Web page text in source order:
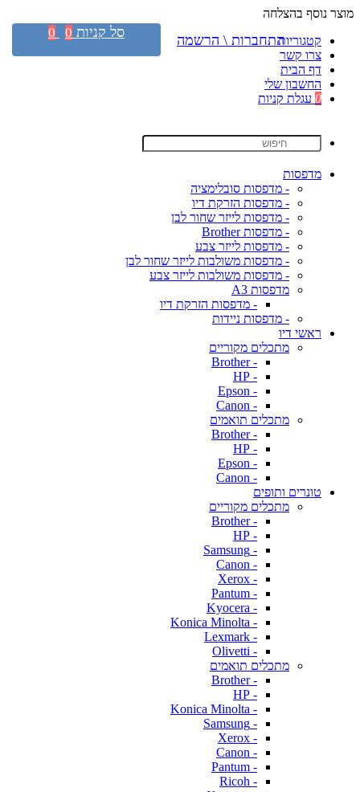
מוצר נוסף בהצלחה
קטגוריות
צרו קשר
דף הבית
החשבון שלי
0 עגלת קניות
מדפסות
- מדפסות סובלימציה
- מדפסות הזרקת דיו
- מדפסות לייזר שחור לבן
- מדפסות Brother
- מדפסות לייזר צבע
- מדפסות משולבות לייזר שחור לבן
- מדפסות משולבות לייזר צבע
מדפסות A3
- מדפסות הזרקת דיו
- מדפסות ניידות
ראשי דיו
מתכלים מקוריים
- Brother
- HP
- Epson
- Canon
מתכלים תואמים
- Brother
- HP
- Epson
- Canon
טונרים ותופים
מתכלים מקוריים
- Brother
- HP
- Samsung
- Canon
- Xerox
- Pantum
- Kyocera
- Konica Minolta
- Lexmark
- Olivetti
מתכלים תואמים
- Brother
- HP
- Konica Minolta
- Samsung
- Xerox
- Canon
- Pantum
- Ricoh
התחברות \ הרשמה סל קניות 0
0